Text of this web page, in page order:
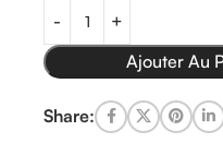
Ajouter Au
Share: